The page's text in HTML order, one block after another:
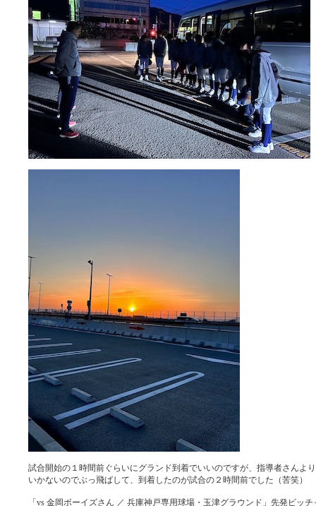
試合開始の１時間前ぐらいにグランド到着でいいのですが、指導者さんよ
いかないのでぶっ飛ばして、到着したのが試合の２時間前でした（苦笑）
「vs 金岡ボーイズさん ／ 兵庫神戸専用球場・玉津グラウンド」先発ピッ